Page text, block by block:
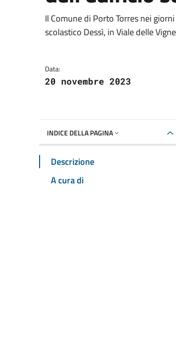
Dettagli della
Il Comune di Porto Torres nei
scolastico Dessì, in Viale delle Vigne
Data:
20 novembre 2023
INDICE DELLA PAGINA
Descrizione
A cura di